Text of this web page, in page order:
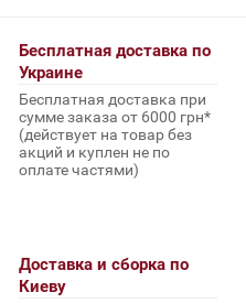
Бесплатная доставка по
Украине
Бесплатная доставка при
сумме заказа от 6000 грн*
(действует на товар без
акций и куплен не по
оплате частями)
Доставка и сборка по
Киеву